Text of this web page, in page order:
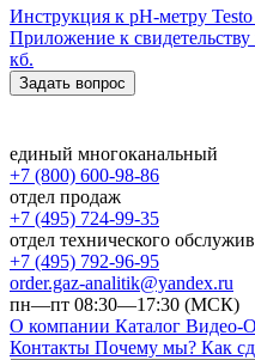
Инструкция к pH-метру
Приложение к
кб.
Задать вопрос
единый многоканальный
+7 (800) 600-98-86
отдел продаж
+7 (495) 724-99-35
отдел технического
+7 (495) 792-96-95
order.gaz-analitik@yandex.ru
пн—пт 08:30—17:30 (МСК)
О компании Каталог Видео-
Контакты Почему мы? Как